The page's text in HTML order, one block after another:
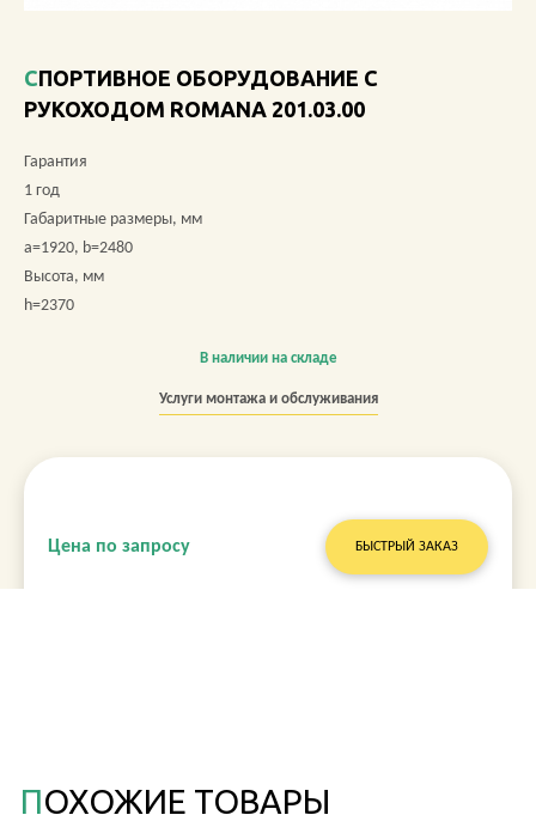
ОБЗОРЫ
СПОРТИВНОЕ ОБОРУДОВАНИЕ С
РУКОХОДОМ ROMANA 201.03.00
Гарантия
1 год
Габаритные размеры, мм
a=1920, b=2480
Высота, мм
h=2370
В наличии на складе
Услуги монтажа и обслуживания
Цена по запросу БЫСТРЫЙ ЗАКАЗ
ПОХОЖИЕ ТОВАРЫ